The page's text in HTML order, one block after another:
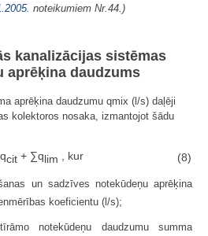
noteikumiem Nr.44.)
kanalizācijas sistēmas
aprēķina daudzums
aprēķina daudzumu qmix (l/s) daļēji
kolektoros nosaka, izmantojot šādu
cit + ∑qlim , kur (8)
un sadzīves notekūdeņu aprēķina
koeficientu (l/s);
notekūdeņu daudzumu summa